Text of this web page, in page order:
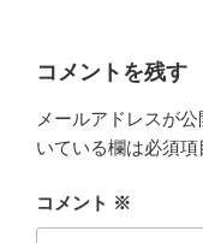
コメントを残す
メールアドレスが
いている欄は必須項
コメント ※